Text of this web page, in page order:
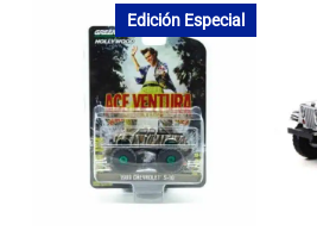
Edición Especial